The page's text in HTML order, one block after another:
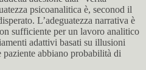
psicoanalitica è, seconod il
L’adeguatezza narrativa è
sufficiente per un lavoro analitico
adattivi basati su illusioni
abbiano probabilità di